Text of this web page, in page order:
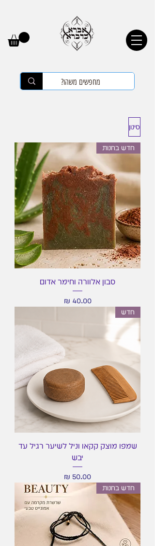
סינון
חדש בחנות
סבון אלוורה וחימר אדום
מחיר‏40.00 ‏₪
חדש
שמפו מוצק קקאו וניל לשיער רגיל עד
יבש
מחיר
חדש בחנות